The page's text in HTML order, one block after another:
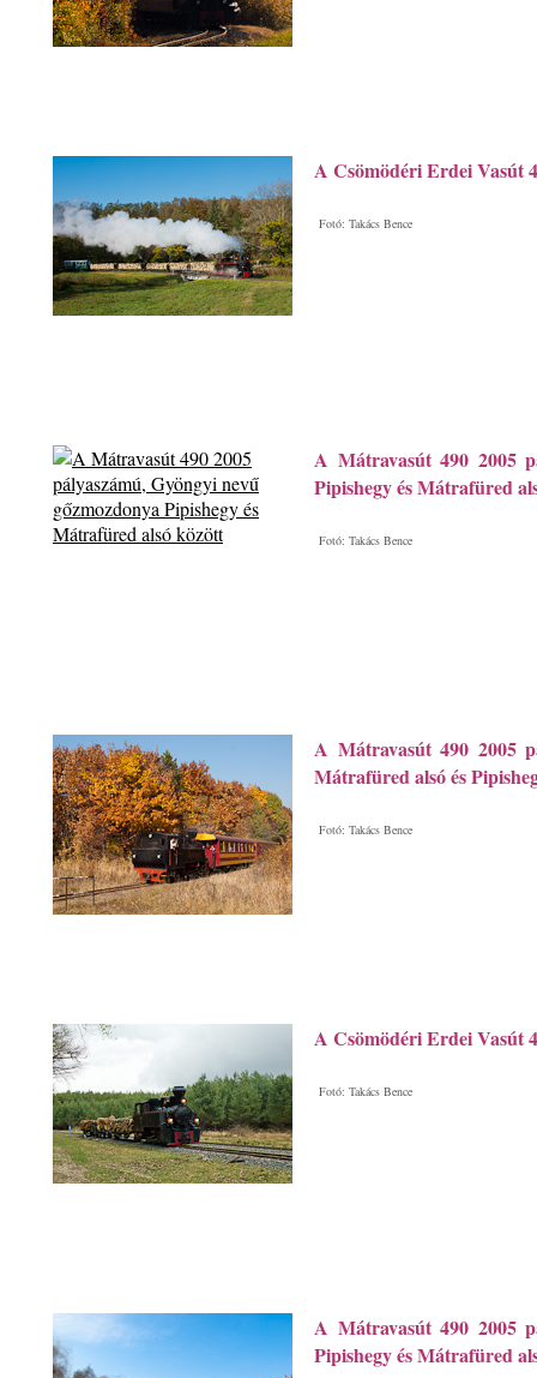
A Csömödéri Erdei Vasút
Fotó: Takács Bence
A Mátravasút 490 2005
Pipishegy és Mátrafüred
Fotó: Takács Bence
A Mátravasút 490 2005
Mátrafüred alsó és
Fotó: Takács Bence
A Csömödéri Erdei Vasút
Fotó: Takács Bence
A Mátravasút 490 2005
Pipishegy és Mátrafüred